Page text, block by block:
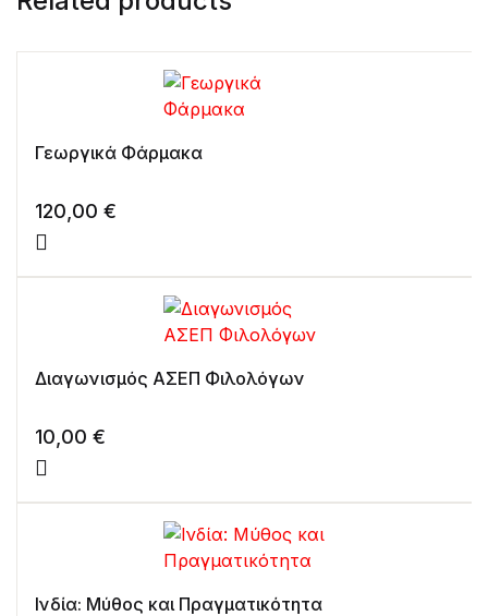
Γεωργικά Φάρμακα
120,00 €
Διαγωνισμός ΑΣΕΠ Φιλολόγων
10,00 €
Ινδία: Μύθος και Πραγματικότητα